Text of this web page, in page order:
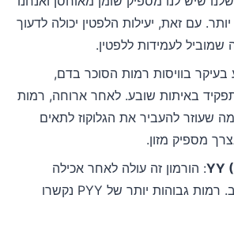
עם זאת, יעילות הלפטין יכולה לדעוך
לעמידות ללפטין.
בעיקר בוויסות רמות הסוכר בדם,
תפקיד באיתות שובע. לאחר ארוחה, רמות
מה שעוזר להעביר את הגלוקוז לתאים
מספיק מזון.
: הורמון זה עולה לאחר אכילה
ומפחית את הרעב. רמות גבוהות יותר של PYY נקשרו